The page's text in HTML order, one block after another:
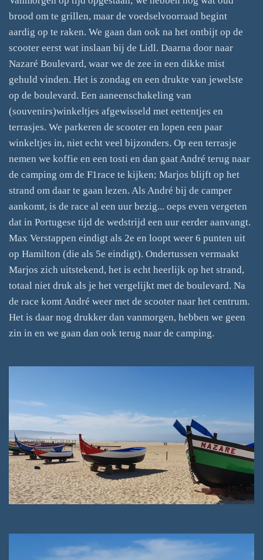
brood om te grillen, maar de voedselvoorraad begint
aardig op te raken. We gaan dan ook na het ontbijt op de
scooter eerst wat inslaan bij de Lidl. Daarna door naar
Nazaré Boulevard, waar we de zee in een dikke mist
gehuld vinden. Het is zondag en een drukte van jewelste
op de boulevard. Een aaneenschakeling van
(souvenirs)winkeltjes afgewisseld met eettentjes en
terrasjes. We parkeren de scooter en lopen een paar
winkeltjes in, niet echt veel bijzonders. Op een terrasje
nemen we koffie en een tosti en dan gaat André terug naar
de camping om de F1race te kijken; Marjos blijft op het
strand om daar te gaan lezen. Als André bij de camper
aankomt, is de race al een uur bezig... oeps even vergeten
dat in Portugese tijd de wedstrijd een uur eerder aanvangt.
Max Verstappen eindigt als 2e en loopt weer 6 punten uit
op Hamilton (die als 5e eindigt). Ondertussen vermaakt
Marjos zich uitstekend, het is echt heerlijk op het strand,
totaal niet druk als je het vergelijkt met de boulevard. Na
de race komt André weer met de scooter naar het centrum.
Het is daar nog drukker dan vanmorgen, hebben we geen
zin in en we gaan dan ook terug naar de camping.